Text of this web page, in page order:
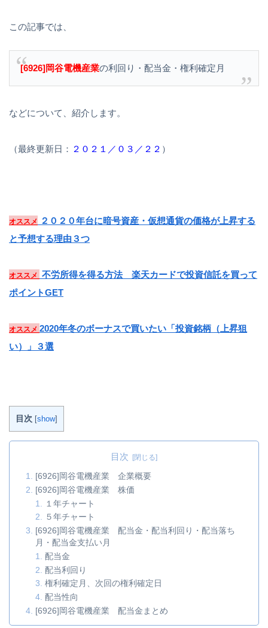
この記事では、
[6926]岡谷電機産業の利回り・配当金・権利確定月
などについて、紹介します。
（最終更新日： ２０２１／０３／２２ ）
オススメ
２０２０年台に暗号資産・仮想通貨の価格が上昇する
と予想する理由３つ
オススメ
不労所得を得る方法 楽天カードで投資信託を買って
ポイントGET
オススメ 2020年冬のボーナスで買いたい「投資銘柄（上昇狙
い）」３選
目次 [show]
目次
[6926]岡谷電機産業 企業概要
[6926]岡谷電機産業 株価
１年チャート
５年チャート
[6926]岡谷電機産業 配当金・配当利回り・配当落ち
月・配当金支払い月
配当金
配当利回り
権利確定月、次回の権利確定日
配当性向
[6926]岡谷電機産業 配当金まとめ